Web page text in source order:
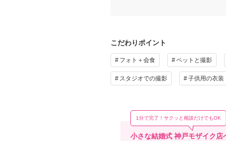
こだわりポイント
フォト＋会食 ペットと撮影
スタジオでの撮影 子供用の衣装
小さな結婚式 神戸モザイク店
1分で完了！サクッと相談だけでもOK